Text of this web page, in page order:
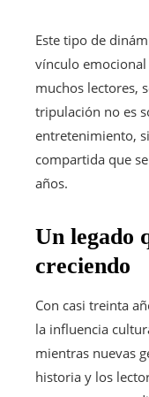
Este tipo de
vínculo
muchos lectores,
tripulación no es
entretenimiento,
compartida que
años.
Un legado
creciendo
Con casi treinta
la influencia
mientras nuevas
historia y los